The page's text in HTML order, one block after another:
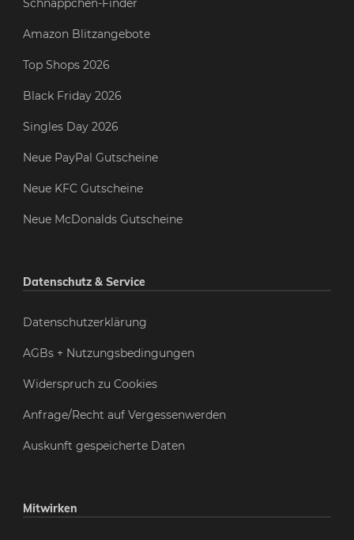
Schnäppchen-Finder
Amazon Blitzangebote
Top Shops 2026
Black Friday 2026
Singles Day 2026
Neue PayPal Gutscheine
Neue KFC Gutscheine
Neue McDonalds Gutscheine
Datenschutz & Service
Datenschutzerklärung
AGBs + Nutzungsbedingungen
Widerspruch zu Cookies
Anfrage/Recht auf Vergessenwerden
Auskunft gespeicherte Daten
Mitwirken